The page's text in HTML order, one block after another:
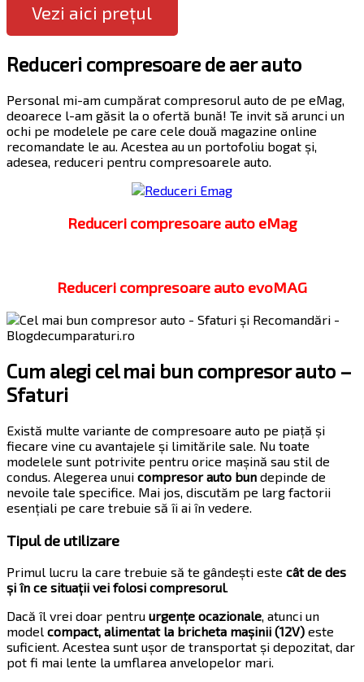
Vezi aici prețul
Reduceri compresoare de aer auto
Personal mi-am cumpărat compresorul auto de pe eMag,
deoarece l-am găsit la o ofertă bună! Te invit să arunci un
ochi pe modelele pe care cele două magazine online
recomandate le au. Acestea au un portofoliu bogat și,
adesea, reduceri pentru compresoarele auto.
Reduceri compresoare auto eMag
Reduceri compresoare auto evoMAG
Cum alegi cel mai bun compresor auto –
Sfaturi
Există multe variante de compresoare auto pe piață și
fiecare vine cu avantajele și limitările sale. Nu toate
modelele sunt potrivite pentru orice mașină sau stil de
condus. Alegerea unui compresor auto bun depinde de
nevoile tale specifice. Mai jos, discutăm pe larg factorii
esențiali pe care trebuie să îi ai în vedere.
Tipul de utilizare
Primul lucru la care trebuie să te gândești este cât de des
și în ce situații vei folosi compresorul.
Dacă îl vrei doar pentru urgențe ocazionale, atunci un
model compact, alimentat la bricheta mașinii (12V) este
suficient. Acestea sunt ușor de transportat și depozitat, dar
pot fi mai lente la umflarea anvelopelor mari.